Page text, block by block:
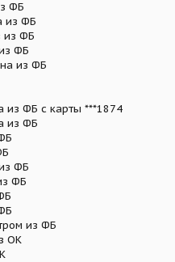
ФБ
из ФБ
из ФБ
ФБ
из ФБ
из ФБ с карты ***1874
из ФБ
ФБ
ФБ
из ФБ
ОК